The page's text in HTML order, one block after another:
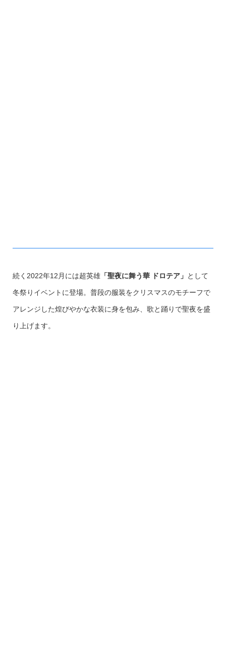
続く2022年12月には超英雄「聖夜に舞う華 ドロテア」 として
冬祭りイベントに登場。普段の服装をクリスマスのモチーフで
アレンジした煌びやかな衣装に身を包み、歌と踊りで聖夜を盛
り上げます。